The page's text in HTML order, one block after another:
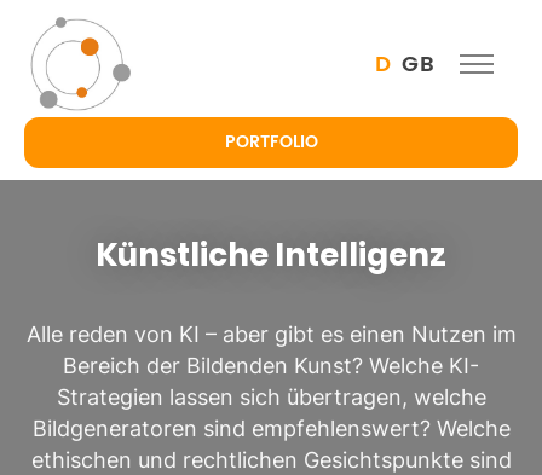
D GB
PORTFOLIO
Künstliche Intelligenz
Alle reden von KI – aber gibt es einen Nutzen im
Bereich der Bildenden Kunst? Welche KI-
Strategien lassen sich übertragen, welche
Bildgeneratoren sind empfehlenswert? Welche
ethischen und rechtlichen Gesichtspunkte sind